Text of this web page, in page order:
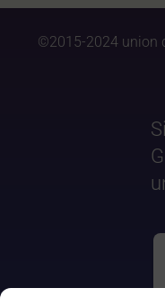
©2015-2024 union